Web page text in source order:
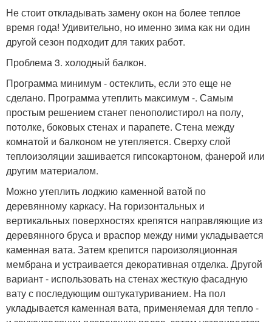
Не стоит откладывать замену окон на более теплое
время года! Удивительно, но именно зима как ни один
другой сезон подходит для таких работ.
Проблема 3. холодный балкон.
Программа минимум - остеклить, если это еще не
сделано. Программа утеплить максимум -. Самым
простым решением станет пенополистирол на полу,
потолке, боковых стенах и парапете. Стена между
комнатой и балконом не утепляется. Сверху слой
теплоизоляции зашивается гипсокартоном, фанерой или
другим материалом.
Можно утеплить лоджию каменной ватой по
деревянному каркасу. На горизонтальных и
вертикальных поверхностях крепятся направляющие из
деревянного бруса и враспор между ними укладывается
каменная вата. Затем крепится пароизоляционная
мембрана и устраивается декоративная отделка. Другой
вариант - использовать на стенах жесткую фасадную
вату с последующим оштукатуриванием. На пол
укладывается каменная вата, применяемая для тепло -